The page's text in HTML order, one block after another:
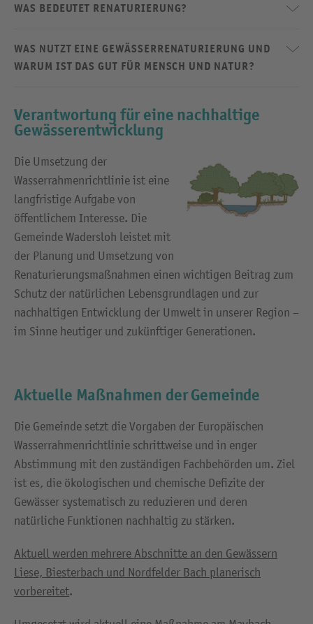
WAS BEDEUTET RENATURIERUNG?
WAS NUTZT EINE GEWÄSSERRENATURIERUNG UND
WARUM IST DAS GUT FÜR MENSCH UND NATUR?
Verantwortung für eine nachhaltige
Gewässerentwicklung
Die Umsetzung der
Wasserrahmenrichtlinie ist eine
langfristige Aufgabe von
öffentlichem Interesse. Die
Gemeinde Wadersloh leistet mit
der Planung und Umsetzung von
Renaturierungsmaßnahmen einen wichtigen Beitrag zum
Schutz der natürlichen Lebensgrundlagen und zur
nachhaltigen Entwicklung der Umwelt in unserer Region –
im Sinne heutiger und zukünftiger Generationen.
Aktuelle Maßnahmen der Gemeinde
Die Gemeinde setzt die Vorgaben der Europäischen
Wasserrahmenrichtlinie schrittweise und in enger
Abstimmung mit den zuständigen Fachbehörden um. Ziel
ist es, die ökologischen und chemische Defizite der
Gewässer systematisch zu reduzieren und deren
natürliche Funktionen nachhaltig zu stärken.
Aktuell werden mehrere Abschnitte an den Gewässern
Liese, Biesterbach und Nordfelder Bach planerisch
vorbereitet.